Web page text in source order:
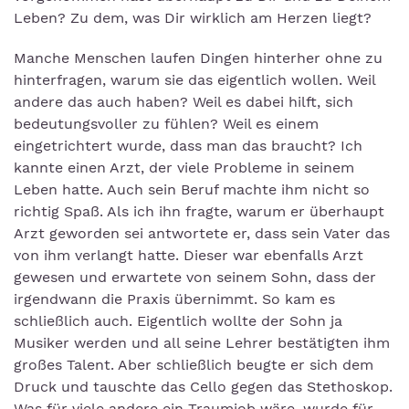
Leben? Zu dem, was Dir wirklich am Herzen liegt?
Manche Menschen laufen Dingen hinterher ohne zu
hinterfragen, warum sie das eigentlich wollen. Weil
andere das auch haben? Weil es dabei hilft, sich
bedeutungsvoller zu fühlen? Weil es einem
eingetrichtert wurde, dass man das braucht? Ich
kannte einen Arzt, der viele Probleme in seinem
Leben hatte. Auch sein Beruf machte ihm nicht so
richtig Spaß. Als ich ihn fragte, warum er überhaupt
Arzt geworden sei antwortete er, dass sein Vater das
von ihm verlangt hatte. Dieser war ebenfalls Arzt
gewesen und erwartete von seinem Sohn, dass der
irgendwann die Praxis übernimmt. So kam es
schließlich auch. Eigentlich wollte der Sohn ja
Musiker werden und all seine Lehrer bestätigten ihm
großes Talent. Aber schließlich beugte er sich dem
Druck und tauschte das Cello gegen das Stethoskop.